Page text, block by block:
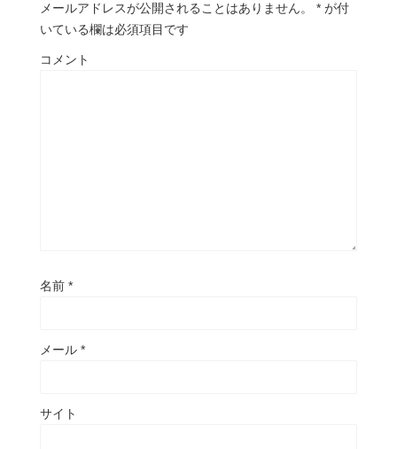
メールアドレスが公開されることはありません。 * が付
いている欄は必須項目です
コメント
名前 *
メール *
サイト